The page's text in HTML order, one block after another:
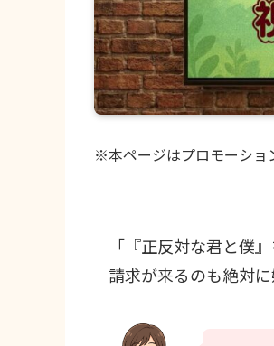
※本ページはプロモーショ
「『正反対な君と僕
請求が来るのも絶対